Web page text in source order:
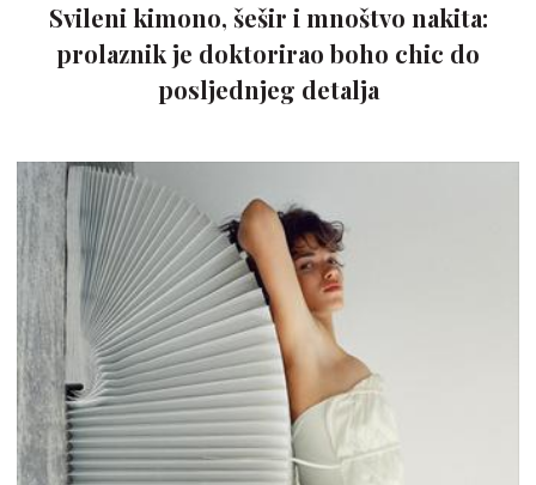
Svileni kimono, šešir i mnoštvo nakita:
prolaznik je doktorirao boho chic do
posljednjeg detalja